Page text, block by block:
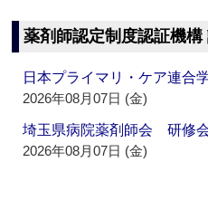
薬剤師認定制度認証機
日本プライマリ・ケア連
2026年08月07日 (金)
埼玉県病院薬剤師会 研修
2026年08月07日 (金)